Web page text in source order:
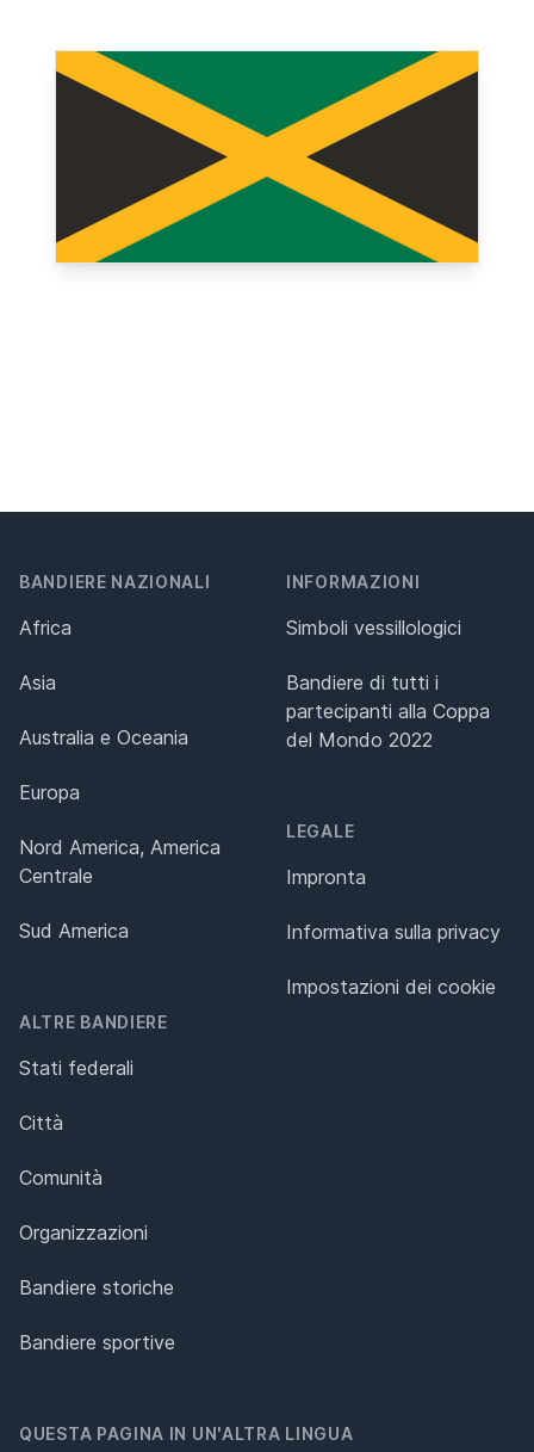
BANDIERE NAZIONALI
Africa
Asia
Australia e Oceania
Europa
Nord America, America
Centrale
Sud America
ALTRE BANDIERE
Stati federali
Città
Comunità
Organizzazioni
Bandiere storiche
Bandiere sportive
INFORMAZIONI
Simboli vessillologici
Bandiere di tutti i
partecipanti alla Coppa
del Mondo 2022
LEGALE
Impronta
Informativa sulla privacy
Impostazioni dei cookie
QUESTA PAGINA IN UN'ALTRA LINGUA